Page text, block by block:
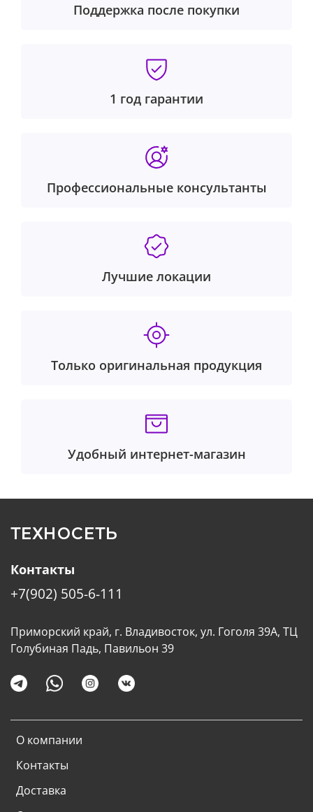
Поддержка после покупки
1 год гарантии
Профессиональные консультанты
Лучшие локации
Только оригинальная продукция
Удобный интернет-магазин
ТЕХНОСЕТЬ
О компании
Контакты
Доставка
Контакты
+7(902) 505-6-111
Приморский край, г. Владивосток, ул. Гоголя 39А, ТЦ
Голубиная Падь, Павильон 39